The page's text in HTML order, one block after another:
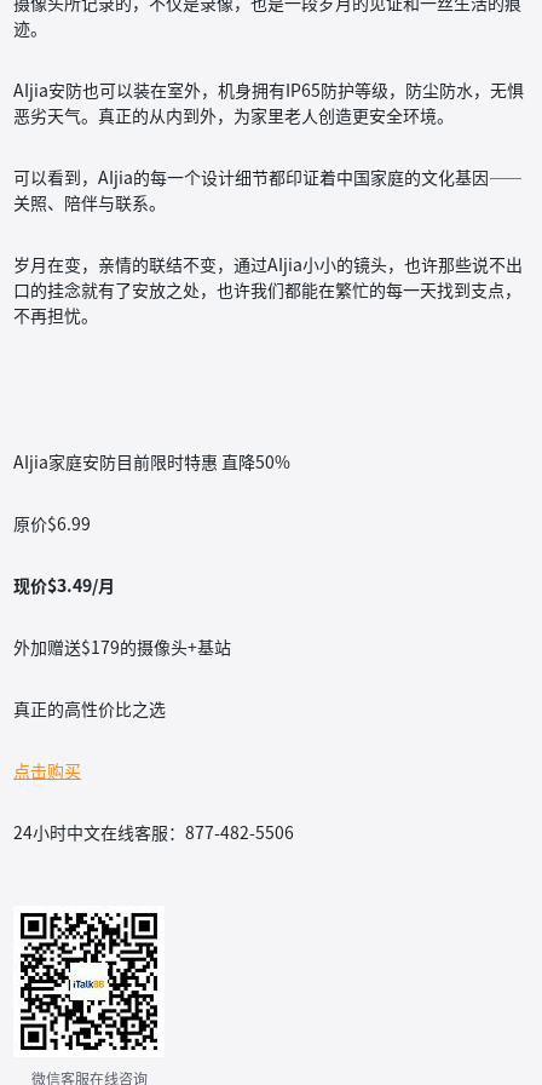
迹。
AIjia安防也可以装在室外，机身拥有IP65防护等级，防尘防水，无惧
恶劣天气。真正的从内到外，为家里老人创造更安全环境。
可以看到，AIjia的每一个设计细节都印证着中国家庭的文化基因——
关照、陪伴与联系。
岁月在变，亲情的联结不变，通过AIjia小小的镜头，也许那些说不出
口的挂念就有了安放之处，也许我们都能在繁忙的每一天找到支点，
不再担忧。
AIjia家庭安防目前限时特惠 直降50%
原价$6.99
现价$3.49/月
外加赠送$179的摄像头+基站
真正的高性价比之选
点击购买
24小时中文在线客服：877-482-5506
微信客服在线咨询